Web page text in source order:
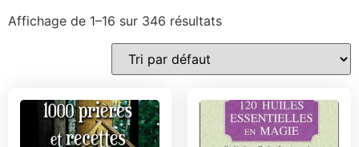
Affichage de 1–16 sur 346 résultats